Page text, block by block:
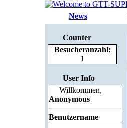
News
Counter
Besucheranzahl:
1
User Info
Willkommen,
Anonymous
Benutzername